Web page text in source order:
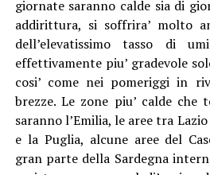
giornate saranno calde sia di
addirittura, si soffrira’ molto
dell’elevatissimo tasso di
effettivamente piu’ gradevole
cosi’ come nei pomeriggi in
brezze. Le zone piu’ calde che
saranno l’Emilia, le aree tra
e la Puglia, alcune aree del
gran parte della Sardegna